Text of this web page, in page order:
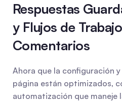
Respuestas
y Flujos de
Comentarios
Ahora que la configuración
página están optimizados,
automatización que maneje